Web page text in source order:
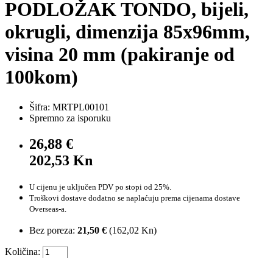
PODLOŽAK TONDO, bijeli,
okrugli, dimenzija 85x96mm,
visina 20 mm (pakiranje od
100kom)
Šifra: MRTPL00101
Spremno za isporuku
26,88 €
202,53 Kn
U cijenu je uključen PDV po stopi od 25%.
Troškovi dostave dodatno se naplaćuju prema cijenama dostave
Overseas-a.
Bez poreza: 21,50 € (162,02 Kn)
Količina: